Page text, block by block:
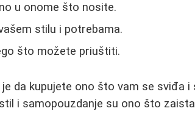
u onome što nosite.
stilu i potrebama.
što možete priuštiti.
da kupujete ono što vam se sviđa
i samopouzdanje su ono što